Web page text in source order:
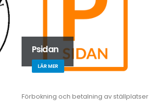
Psidan
LÄR MER
Förbokning och betalning av ställplatser